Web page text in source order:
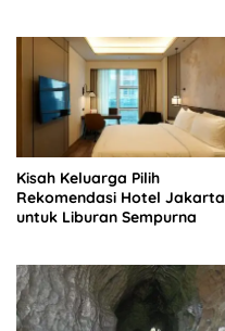
Kisah Keluarga Pilih
Rekomendasi Hotel Jakarta
untuk Liburan Sempurna